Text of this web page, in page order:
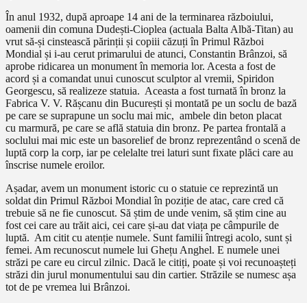
În anul 1932, după aproape 14 ani de la terminarea războiului,
oamenii din comuna Dudești-Cioplea (actuala Balta Albă-Titan) au
vrut să-și cinstească părinții și copiii căzuți în Primul Război
Mondial și i-au cerut primarului de atunci, Constantin Brânzoi, să
aprobe ridicarea un monument în memoria lor. Acesta a fost de
acord și a comandat unui cunoscut sculptor al vremii, Spiridon
Georgescu, să realizeze statuia. Aceasta a fost turnată în bronz la
Fabrica V. V. Rășcanu din București și montată pe un soclu de bază
pe care se suprapune un soclu mai mic, ambele din beton placat
cu marmură, pe care se află statuia din bronz. Pe partea frontală a
soclului mai mic este un basorelief de bronz reprezentând o scenă de
luptă corp la corp, iar pe celelalte trei laturi sunt fixate plăci care au
înscrise numele eroilor.
Așadar, avem un monument istoric cu o statuie ce reprezintă un
soldat din Primul Război Mondial în poziție de atac, care cred că
trebuie să ne fie cunoscut. Să știm de unde venim, să știm cine au
fost cei care au trăit aici, cei care și-au dat viața pe câmpurile de
luptă. Am citit cu atenție numele. Sunt familii întregi acolo, sunt și
femei. Am recunoscut numele lui Ghețu Anghel. E numele unei
străzi pe care eu circul zilnic. Dacă le citiți, poate și voi recunoașteți
străzi din jurul monumentului sau din cartier. Străzile se numesc așa
tot de pe vremea lui Brânzoi.